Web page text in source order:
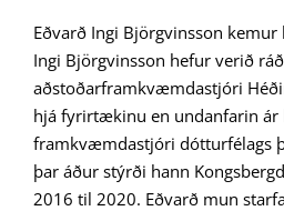
Eðvarð Ingi Björgvinsson
Ingi Björgvinsson hefur verið
aðstoðarframkvæmdastjóri
hjá fyrirtækinu en undanfarin ár
framkvæmdastjóri dótturfélags
þar áður stýrði hann
2016 til 2020. Eðvarð mun